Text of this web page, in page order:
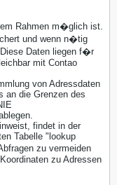
Rahmen m�glich ist.
und wenn n�tig
Daten liegen f�r
mit Contao
von Adressdaten
an die Grenzen des
findet in der
Tabelle "lookup
zu vermeiden
zu Adressen